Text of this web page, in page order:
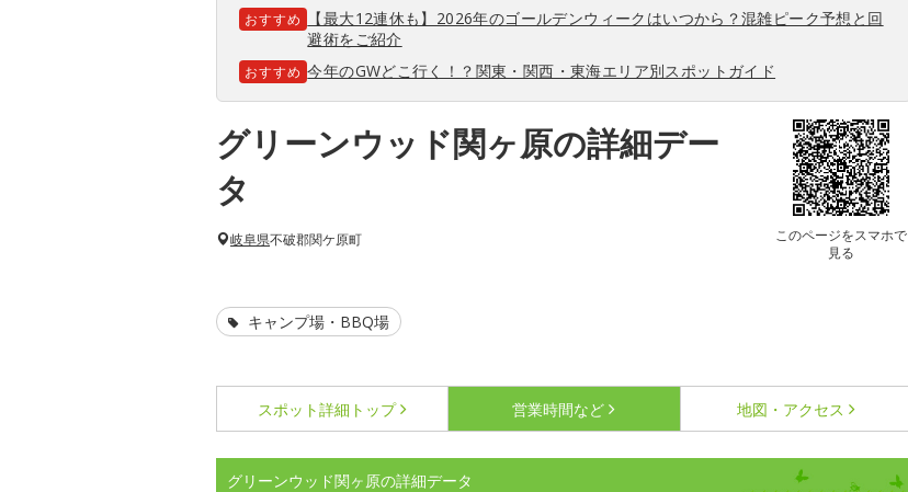
おすすめ
【最大12連休も】2026年のゴールデンウィークはいつから？混雑ピーク予想と回
避術をご紹介
おすすめ 今年のGWどこ行く！？関東・関西・東海エリア別スポットガイド
グリーンウッド関ヶ原の詳細デー
タ
このページをスマホで
見る
岐阜県不破郡関ケ原町
キャンプ場・BBQ場
スポット詳細 トップ 営業時間など 地図・アクセス
グリーンウッド関ヶ原の詳細データ